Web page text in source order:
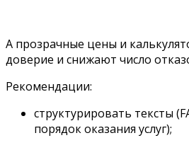
А прозрачные цены и
доверие и снижают число
Рекомендации:
структурировать тексты
порядок оказания услуг);